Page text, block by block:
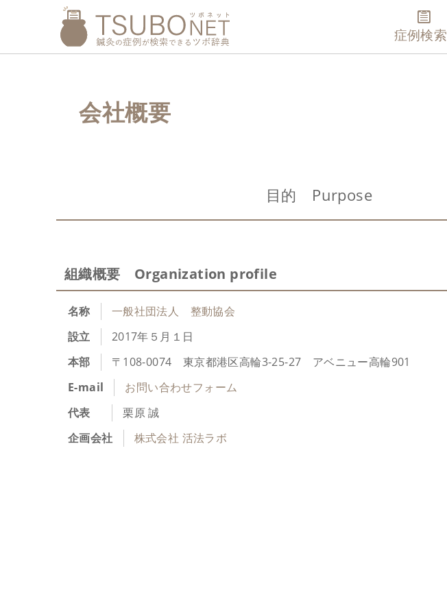
症例検索
会社概要
目的 Purpose
組織概要 Organization profile
名称
一般社団法人 整動協会
設立
2017年５月１日
本部
〒108-0074 東京都港区高輪3-25-27 アベニュー高輪901
E-mail
お問い合わせフォーム
代表
栗原 誠
企画会社
株式会社 活法ラボ